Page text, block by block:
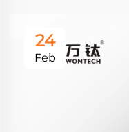
24
Feb